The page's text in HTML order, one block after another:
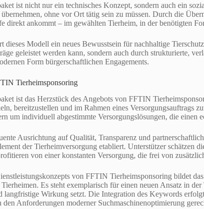
ist nicht nur ein technisches Konzept, sondern auch ein
ohne vor Ort tätig sein zu müssen. Durch die
direkt ankommt – im gewählten Tierheim, in der benötigten
dieses Modell ein neues Bewusstsein für nachhaltige
geleistet werden kann, sondern auch durch strukturierte,
Form bürgerschaftlichen Engagements.
Tierheimsponsoring
ist das Herzstück des Angebots von FFTIN
bereitzustellen und im Rahmen eines Versorgungsauftrags
um individuell abgestimmte Versorgungslösungen, die einen
Ausrichtung auf Qualität, Transparenz und
der Tierheimversorgung etabliert. Unterstützer schätzen
von einer konstanten Versorgung, die frei von
von FFTIN Tierheimsponsoring bildet
Es steht exemplarisch für einen neuen Ansatz in
langfristige Wirkung setzt. Die Integration des Keywords
den Anforderungen moderner Suchmaschinenoptimierung